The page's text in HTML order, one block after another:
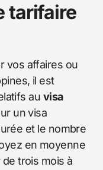
tarifaire
vos affaires ou
il est
au visa
un visa
et le nombre
en moyenne
trois mois à